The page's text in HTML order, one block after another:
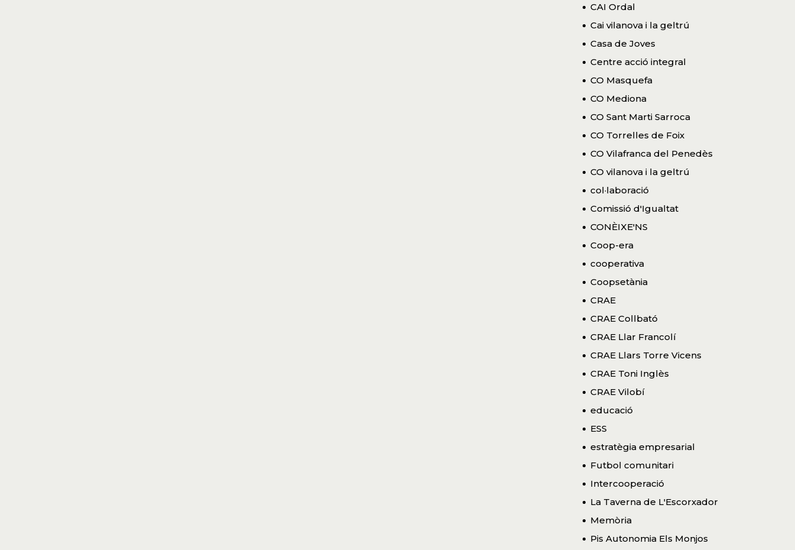
CAI Ordal
Cai vilanova i la geltrú
Casa de Joves
Centre acció integral
CO Masquefa
CO Mediona
CO Sant Marti Sarroca
CO Torrelles de Foix
CO Vilafranca del Penedès
CO vilanova i la geltrú
col·laboració
Comissió d'Igualtat
CONÈIXE'NS
Coop-era
cooperativa
Coopsetània
CRAE
CRAE Collbató
CRAE Llar Francolí
CRAE Llars Torre Vicens
CRAE Toni Inglès
CRAE Vilobí
educació
ESS
estratègia empresarial
Futbol comunitari
Intercooperació
La Taverna de L'Escorxador
Memòria
Pis Autonomia Els Monjos